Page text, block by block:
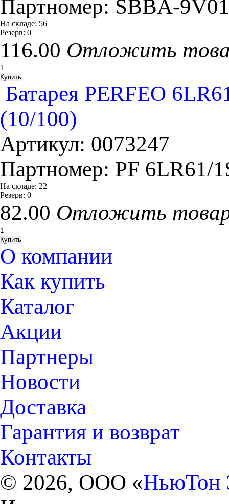
Партномер: SBBA-
На складе: 56
Резерв: 0
116.00 Отложить
Батарея PERFEO
(10/100)
Артикул: 0073247
Партномер: PF 6LR61/
На складе: 22
Резерв: 0
82.00 Отложить
О компании
Как купить
Каталог
Акции
Партнеры
Новости
Доставка
Гарантия и возврат
Контакты
© 2026, ООО «НьюТон